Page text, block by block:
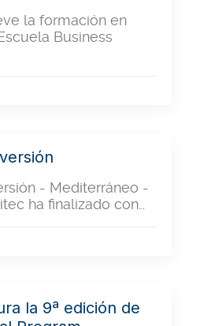
la formación en
Business
- Mediterráneo -
ha finalizado con…
la 9ª edición de